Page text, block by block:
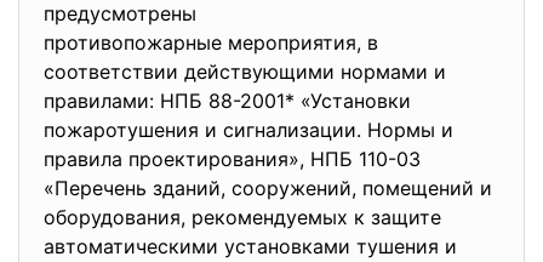
предусмотрены
противопожарные мероприятия, в
соответствии действующими нормами и
правилами: НПБ 88-2001* «Установки
пожаротушения и сигнализации. Нормы и
правила проектирования», НПБ 110-03
«Перечень зданий, сооружений, помещений и
оборудования, рекомендуемых к защите
автоматическими установками тушения и